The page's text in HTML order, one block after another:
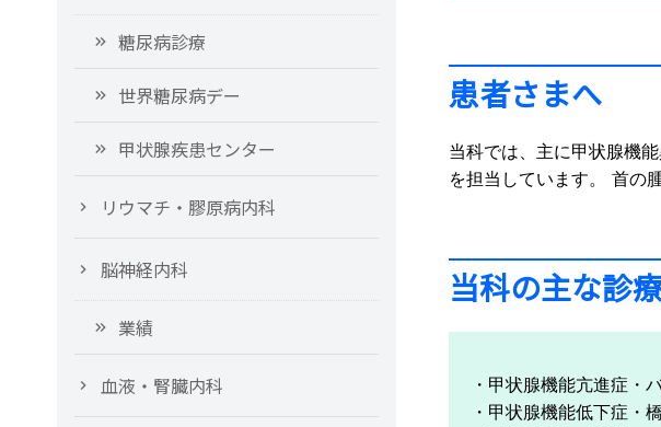
患者さまへ
当科では、主に甲状腺機
を担当しています。 首の
当科の主な診
・甲状腺機能亢進症・
・甲状腺機能低下症・
糖尿病診療
世界糖尿病デー
甲状腺疾患センター
リウマチ・膠原病内科
脳神経内科
業績
血液・腎臓内科